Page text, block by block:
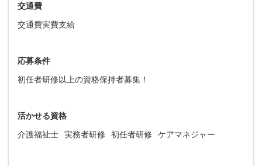
交通費
交通費実費支給
応募条件
初任者研修以上の資格保持者募集！
活かせる資格
介護福祉士
実務者研修 初任者研修 ケアマネジャー